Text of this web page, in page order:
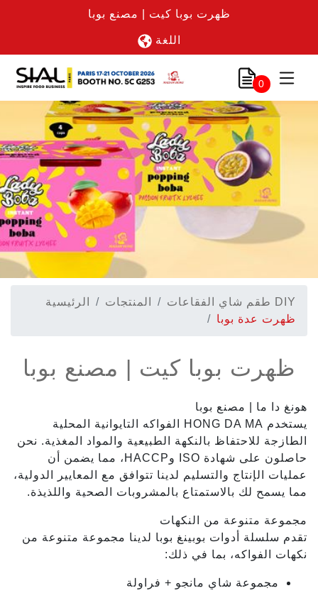
ظهرت بوبا كيت | مصنع بوبا
اللغة
0
الرئيسية المنتجات
طقم شاي الفقاعات DIY
ظهرت عدة بوبا
ظهرت بوبا كيت | مصنع بوبا
هونغ دا ما | مصنع بوبا
يستخدم HONG DA MA الفواكه التايوانية المحلية
الطازجة للاحتفاظ بالنكهة الطبيعية والمواد المغذية. نحن
حاصلون على شهادة ISO وHACCP، مما يضمن أن
عمليات الإنتاج والتسليم لدينا تتوافق مع المعايير الدولية،
مما يسمح لك بالاستمتاع بالمشروبات الصحية واللذيذة.
مجموعة متنوعة من النكهات
تقدم سلسلة أدوات بوبينغ بوبا لدينا مجموعة متنوعة من
نكهات الفواكه، بما في ذلك:
مجموعة شاي مانجو + فراولة